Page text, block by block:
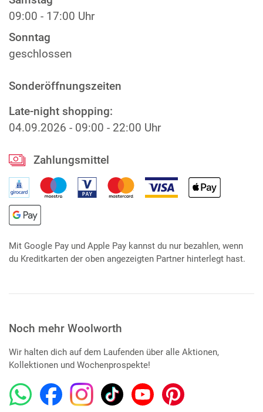
09:00 - 17:00 Uhr
Sonntag
geschlossen
Sonderöffnungszeiten
Late-night shopping:
04.09.2026 - 09:00 - 22:00 Uhr
Zahlungsmittel
Mit Google Pay und Apple Pay kannst du nur bezahlen, wenn
du Kreditkarten der oben angezeigten Partner hinterlegt hast.
Noch mehr Woolworth
Wir halten dich auf dem Laufenden über alle Aktionen,
Kollektionen und Wochenprospekte!